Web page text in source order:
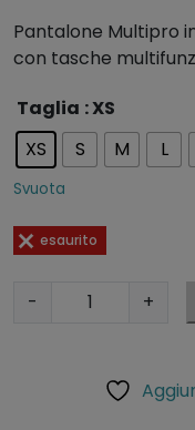
Pantalone Multipro
con tasche
Taglia : XS
XS
S M L
Svuota
esaurito
- +
A
lt
r
a
ti